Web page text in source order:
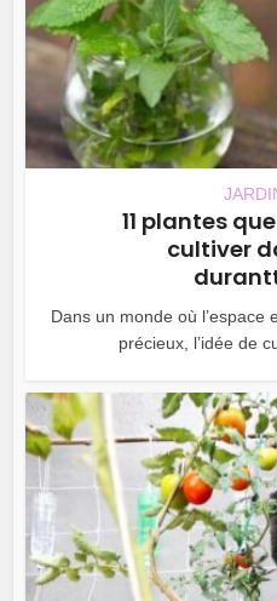
11 plantes
cultiver
Dans un monde où l’espace
précieux, l’idée de